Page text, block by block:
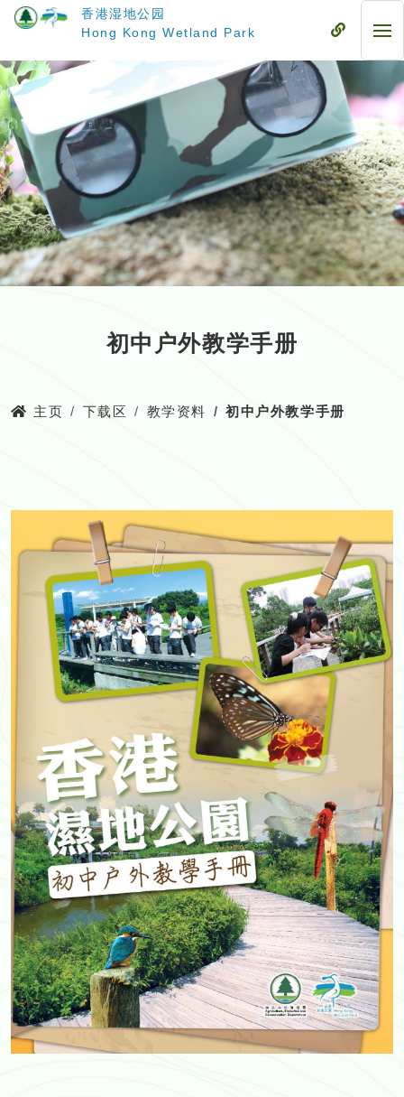
要
内
容
香港湿地公园
Hong Kong Wetland Park
流
式
目
录
流
动
目
录
初中户外教学手册
主页 下载区 教学资料 初中户外教学手册